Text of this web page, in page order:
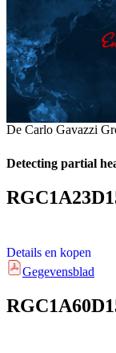
De Carlo Gavazzi
Detecting partial
Details en kopen
Gegevensblad